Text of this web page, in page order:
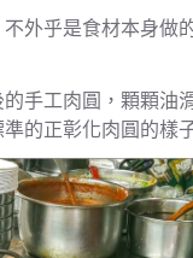
外乎是食材本身做
手工肉圓，顆顆油
的正彰化肉圓的樣